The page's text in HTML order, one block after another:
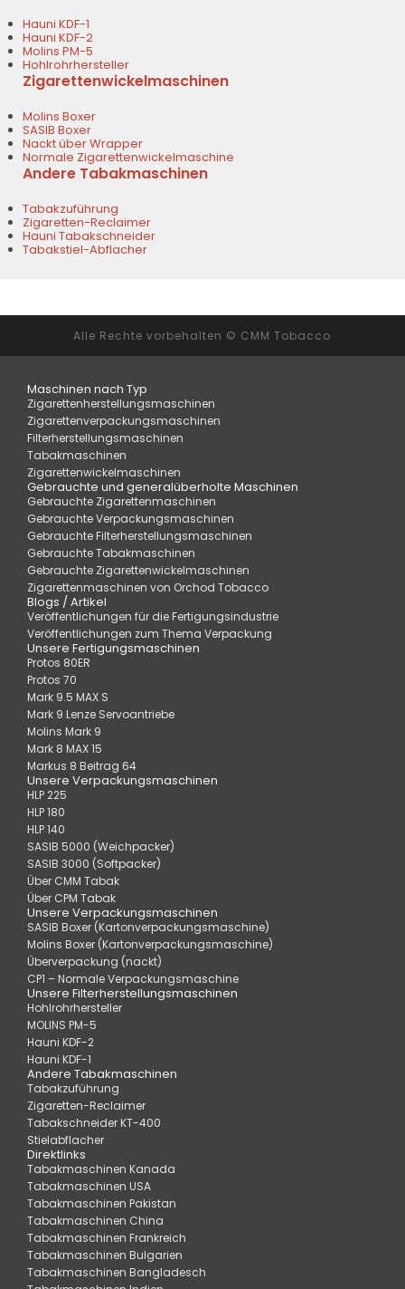
Hauni KDF-1
Hauni KDF-2
Molins PM-5
Hohlrohrhersteller
Zigarettenwickelmaschinen
Molins Boxer
SASIB Boxer
Nackt über Wrapper
Normale Zigarettenwickelmaschine
Andere Tabakmaschinen
Tabakzuführung
Zigaretten-Reclaimer
Hauni Tabakschneider
Tabakstiel-Abflacher
Alle Rechte vorbehalten © CMM Tobacco
Maschinen nach Typ
Zigarettenherstellungsmaschinen
Zigarettenverpackungsmaschinen
Filterherstellungsmaschinen
Tabakmaschinen
Zigarettenwickelmaschinen
Gebrauchte und generalüberholte Maschinen
Gebrauchte Zigarettenmaschinen
Gebrauchte Verpackungsmaschinen
Gebrauchte Filterherstellungsmaschinen
Gebrauchte Tabakmaschinen
Gebrauchte Zigarettenwickelmaschinen
Zigarettenmaschinen von Orchod Tobacco
Blogs / Artikel
Veröffentlichungen für die Fertigungsindustrie
Veröffentlichungen zum Thema Verpackung
Unsere Fertigungsmaschinen
Protos 80ER
Protos 70
Mark 9.5 MAX S
Mark 9 Lenze Servoantriebe
Molins Mark 9
Mark 8 MAX 15
Markus 8 Beitrag 64
Unsere Verpackungsmaschinen
HLP 225
HLP 180
HLP 140
SASIB 5000 (Weichpacker)
SASIB 3000 (Softpacker)
Über CMM Tabak
Über CPM Tabak
Unsere Verpackungsmaschinen
SASIB Boxer (Kartonverpackungsmaschine)
Molins Boxer (Kartonverpackungsmaschine)
Überverpackung (nackt)
CP1 – Normale Verpackungsmaschine
Unsere Filterherstellungsmaschinen
Hohlrohrhersteller
MOLINS PM-5
Hauni KDF-2
Hauni KDF-1
Andere Tabakmaschinen
Tabakzuführung
Zigaretten-Reclaimer
Tabakschneider KT-400
Stielabflacher
Direktlinks
Tabakmaschinen Kanada
Tabakmaschinen USA
Tabakmaschinen Pakistan
Tabakmaschinen China
Tabakmaschinen Frankreich
Tabakmaschinen Bulgarien
Tabakmaschinen Bangladesch